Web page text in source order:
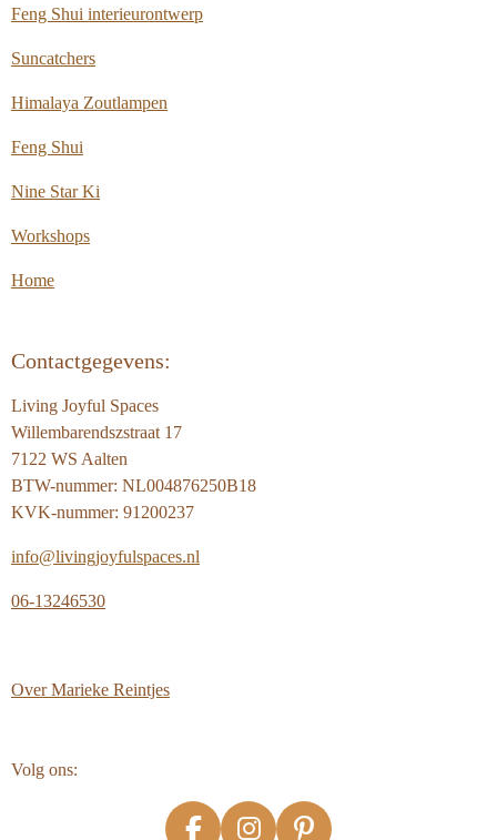
Feng Shui interieurontwerp
Suncatchers
Himalaya Zoutlampen
Feng Shui
Nine Star Ki
Workshops
Home
Contactgegevens:
Living Joyful Spaces
Willembarendszstraat 17
7122 WS Aalten
BTW-nummer: NL004876250B18
KVK-nummer: 91200237
info@livingjoyfulspaces.nl
06-13246530
OverMarieke Reintjes
Volg ons: